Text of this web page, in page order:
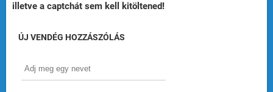
illetve a captchát sem kell kitöltened!
ÚJ VENDÉG HOZZÁSZÓLÁS